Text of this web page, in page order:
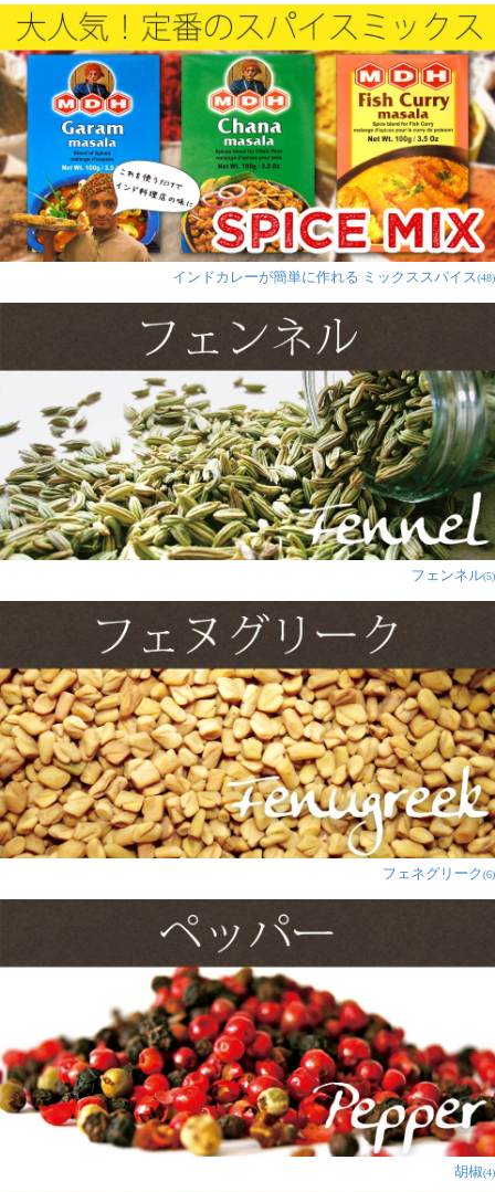
インドカレーが簡単に作れる ミックススパイス(48)
フェンネル(5)
フェネグリーク(6)
胡椒(4)